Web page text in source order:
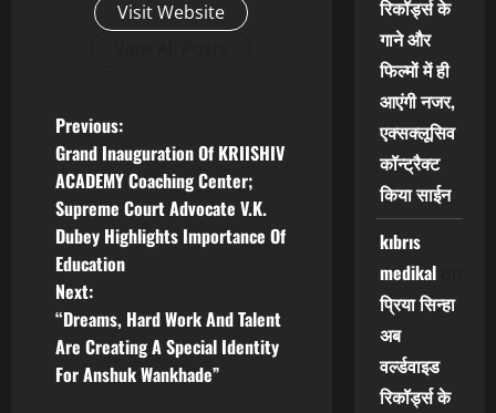
Visit Website
P
o
s
t
n
a
Previous:
Grand Inauguration Of KRIISHIV
ACADEMY Coaching Center;
Supreme Court Advocate V.K.
Dubey Highlights Importance Of
Education
Next:
“Dreams, Hard Work And Talent
Are Creating A Special Identity
For Anshuk Wankhade”
रिकॉर्ड्स के
गाने और
फिल्मों में ही
आएंगी नजर,
एक्सक्लूसिव
कॉन्ट्रैक्ट
किया साईन
kıbrıs
medikalon
प्रिया सिन्हा
अब
वर्ल्डवाइड
रिकॉर्ड्स के